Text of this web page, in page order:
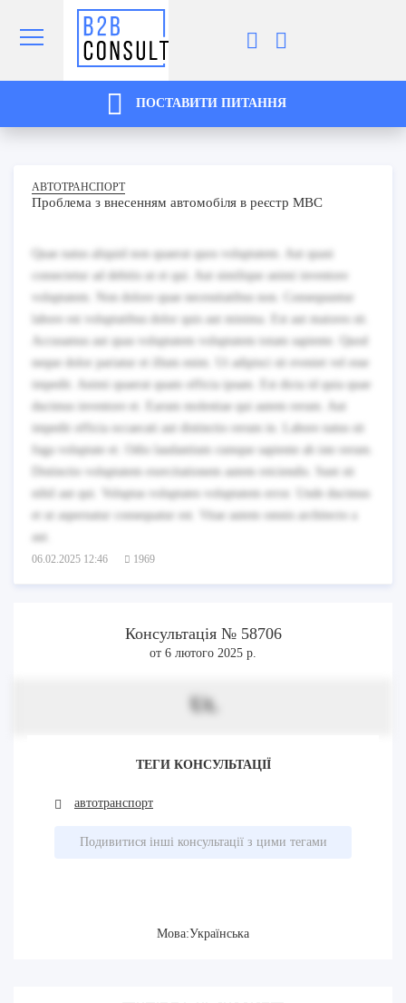
ПОСТАВИТИ ПИТАННЯ
АВТОТРАНСПОРТ
Проблема з внесенням автомобіля в реєстр МВС
Quae natus aliquid non quaerat quos voluptatem. Aut quasi
consectetur ad debitis ut et qui. Aut similique animi inventore
voluptatem. Non dolore quae necessitatibus non. Consequuntur
labore est voluptatibus dolor quis aut minima. Est aut maiores sit.
Accusamus aut quas voluptatem voluptatem totam sapiente. Quod
neque dolor pariatur et illum enim. Ut adipisci sit eveniet vel esse
impedit. Animi quaerat quam officia ipsam. Est dicta id quia quae
ducimus inventore et. Earum molestiae qui autem rerum. Aut
impedit officia occaecati aut distinctio rerum in. Labore natus sit
fuga voluptate et. Odio laudantium cumque sapiente ab iste rerum.
Distinctio voluptatem exercitationem autem reiciendis. Sunt sit
nihil aut qui. Voluptas voluptates voluptatem error. Unde ducimus
et ut aspernatur consequatur est. Vitae autem omnis architecto a
aut.
06.02.2025 12:46 1969
Консультація № 58706
от 6 лютого 2025 р.
Ut.
ТЕГИ КОНСУЛЬТАЦІЇ
автотранспорт
Подивитися інші консультації з цими тегами
Мова:Українська